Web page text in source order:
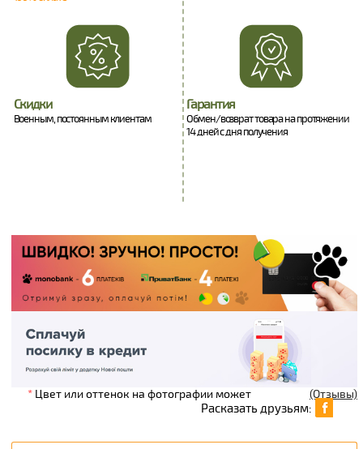
Скидки
Военным, постоянным клиентам
Гарантия
Обмен/возврат товара на протяжении
14 дней с дня получения
(Отзывы)
Расказать друзьям:
*Цвет или оттенок на фотографии может